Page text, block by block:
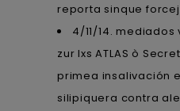
reporta sinque
4/11/14.
zur lxs ATLAS ò
primea insalivación
silipiquera contra